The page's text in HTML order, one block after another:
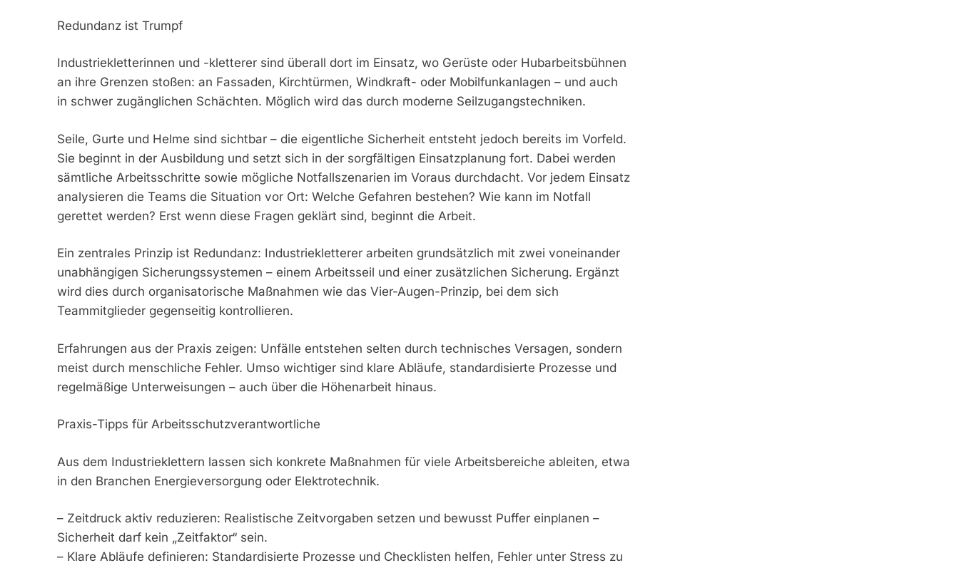
Redundanz ist Trumpf
Industriekletterinnen und -kletterer sind überall dort im Einsatz, wo Gerüste oder Hubarbeitsbühnen
an ihre Grenzen stoßen: an Fassaden, Kirchtürmen, Windkraft- oder Mobilfunkanlagen – und auch
in schwer zugänglichen Schächten. Möglich wird das durch moderne Seilzugangstechniken.
Seile, Gurte und Helme sind sichtbar – die eigentliche Sicherheit entsteht jedoch bereits im Vorfeld.
Sie beginnt in der Ausbildung und setzt sich in der sorgfältigen Einsatzplanung fort. Dabei werden
sämtliche Arbeitsschritte sowie mögliche Notfallszenarien im Voraus durchdacht. Vor jedem Einsatz
analysieren die Teams die Situation vor Ort: Welche Gefahren bestehen? Wie kann im Notfall
gerettet werden? Erst wenn diese Fragen geklärt sind, beginnt die Arbeit.
Ein zentrales Prinzip ist Redundanz: Industriekletterer arbeiten grundsätzlich mit zwei voneinander
unabhängigen Sicherungssystemen – einem Arbeitsseil und einer zusätzlichen Sicherung. Ergänzt
wird dies durch organisatorische Maßnahmen wie das Vier-Augen-Prinzip, bei dem sich
Teammitglieder gegenseitig kontrollieren.
Erfahrungen aus der Praxis zeigen: Unfälle entstehen selten durch technisches Versagen, sondern
meist durch menschliche Fehler. Umso wichtiger sind klare Abläufe, standardisierte Prozesse und
regelmäßige Unterweisungen – auch über die Höhenarbeit hinaus.
Praxis-Tipps für Arbeitsschutzverantwortliche
Aus dem Industrieklettern lassen sich konkrete Maßnahmen für viele Arbeitsbereiche ableiten, etwa
in den Branchen Energieversorgung oder Elektrotechnik.
– Zeitdruck aktiv reduzieren: Realistische Zeitvorgaben setzen und bewusst Puffer einplanen –
Sicherheit darf kein „Zeitfaktor“ sein.
– Klare Abläufe definieren: Standardisierte Prozesse und Checklisten helfen, Fehler unter Stress zu